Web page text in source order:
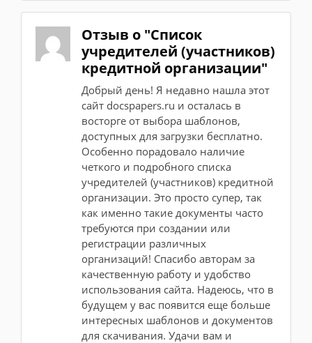
Отзыв о "Список
учредителей (участников)
кредитной организации"
Добрый день! Я недавно нашла этот
сайт docspapers.ru и осталась в
восторге от выбора шаблонов,
доступных для загрузки бесплатно.
Особенно порадовало наличие
четкого и подробного списка
учредителей (участников) кредитной
организации. Это просто супер, так
как именно такие документы часто
требуются при создании или
регистрации различных
организаций! Спасибо авторам за
качественную работу и удобство
использования сайта. Надеюсь, что в
будущем у вас появится еще больше
интересных шаблонов и документов
для скачивания. Удачи вам и